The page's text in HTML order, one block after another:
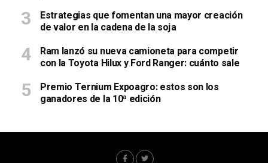
Estrategias que fomentan una mayor creación
de valor en la cadena de la soja
Ram lanzó su nueva camioneta para competir
con la Toyota Hilux y Ford Ranger: cuánto sale
Premio Ternium Expoagro: estos son los
ganadores de la 10ª edición